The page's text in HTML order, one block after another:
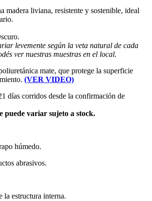
madera liviana, resistente y sostenible, ideal
levemente según la veta natural de cada
ver nuestras muestras en el local.
mate, que protege la superficie
(VER VIDEO)
días corridos desde la confirmación de
puede variar sujeto a stock.
húmedo.
abrasivos.
la estructura interna.